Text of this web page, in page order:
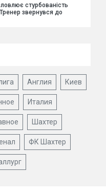
стурбованість
звернувся до
Англия Киев
Италия
Шахтер
ФК Шахтер